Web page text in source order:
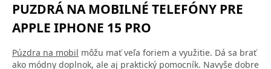
nachádzate:
PUZDRÁ NA MOBILNÉ TELEFÓNY PRE
APPLE IPHONE 15 PRO
Púzdra na mobil môžu mať veľa foriem a využitie. Dá sa brať
ako módny doplnok, ale aj praktický pomocník. Navyše dobre